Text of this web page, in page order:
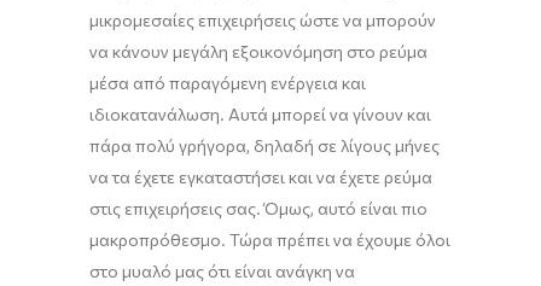
μικρομεσαίες επιχειρήσεις ώστε να μπορούν
να κάνουν μεγάλη εξοικονόμηση στο ρεύμα
μέσα από παραγόμενη ενέργεια και
ιδιοκατανάλωση. Αυτά μπορεί να γίνουν και
πάρα πολύ γρήγορα, δηλαδή σε λίγους μήνες
να τα έχετε εγκαταστήσει και να έχετε ρεύμα
στις επιχειρήσεις σας. Όμως, αυτό είναι πιο
μακροπρόθεσμο. Τώρα πρέπει να έχουμε όλοι
στο μυαλό μας ότι είναι ανάγκη να